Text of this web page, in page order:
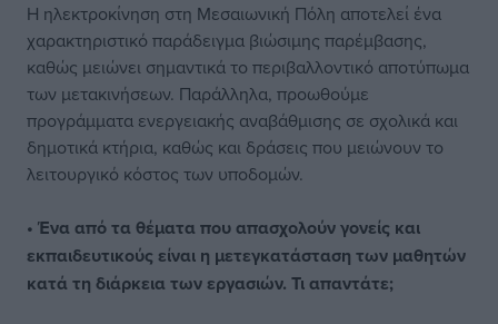
Η ηλεκτροκίνηση στη Μεσαιωνική Πόλη αποτελεί ένα
χαρακτηριστικό παράδειγμα βιώσιμης παρέμβασης,
καθώς μειώνει σημαντικά το περιβαλλοντικό αποτύπωμα
των μετακινήσεων. Παράλληλα, προωθούμε
προγράμματα ενεργειακής αναβάθμισης σε σχολικά και
δημοτικά κτήρια, καθώς και δράσεις που μειώνουν το
λειτουργικό κόστος των υποδομών.
• Ένα από τα θέματα που απασχολούν γονείς και
εκπαιδευτικούς είναι η μετεγκατάσταση των μαθητών
κατά τη διάρκεια των εργασιών. Τι απαντάτε;